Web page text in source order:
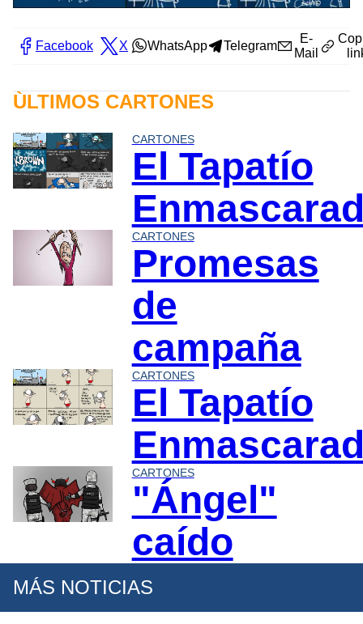
Facebook X WhatsApp Telegram
E-
Mail
ÙLTIMOS CARTONES
CARTONES
El Tapatío
CARTONES
Promesas
de
campaña
CARTONES
El Tapatío
CARTONES
"Ángel"
caído
MÁS NOTICIAS